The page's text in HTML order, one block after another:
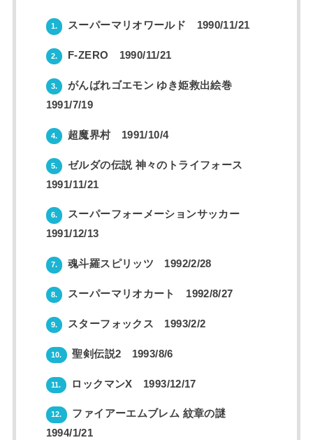
1. スーパーマリオワールド 1990/11/21
2. F-ZERO 1990/11/21
3.
がんばれゴエモン ゆき姫救出絵巻
1991/7/19
4. 超魔界村 1991/10/4
5.
ゼルダの伝説 神々のトライフォース
1991/11/21
6.
スーパーフォーメーションサッカー
1991/12/13
7. 魂斗羅スピリッツ 1992/2/28
8. スーパーマリオカート 1992/8/27
9. スターフォックス 1993/2/2
10. 聖剣伝説2 1993/8/6
11. ロックマンX 1993/12/17
12.
ファイアーエムブレム 紋章の謎
1994/1/21